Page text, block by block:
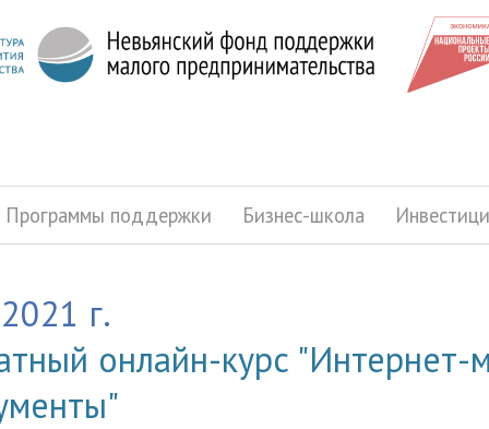
Программы поддержки Бизнес-школа
г.
онлайн-курс "Интернет-